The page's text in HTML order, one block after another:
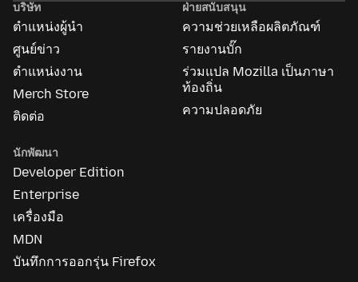
Ads
บริษัท
ตำแหน่งผู้นำ
ศูนย์ข่าว
ตำแหน่งงาน
Merch Store
ติดต่อ
ฝ่ายสนับสนุน
ความช่วยเหลือผลิตภัณฑ์
รายงานบั๊ก
ร่วมแปล Mozilla เป็นภาษา
ท้องถิ่น
ความปลอดภัย
นักพัฒนา
Developer Edition
Enterprise
เครื่องมือ
MDN
บันทึกการออกรุ่น Firefox